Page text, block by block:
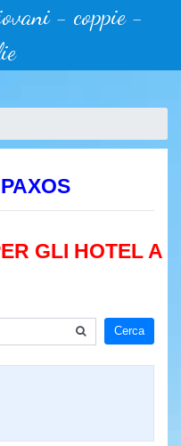
- coppie -
GLI HOTEL A
Cerca